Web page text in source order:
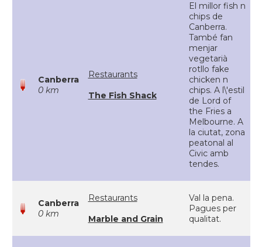
Canberra
0 km
Restaurants
The Fish Shack
El millor fish n
chips de
Canberra.
També fan
menjar
vegetarià
rotllo fake
chicken n
chips. A l\'estil
de Lord of
the Fries a
Melbourne. A
la ciutat, zona
peatonal al
Civic amb
tendes.
Canberra
0 km
Restaurants
Marble and Grain
Val la pena.
Pagues per
qualitat.